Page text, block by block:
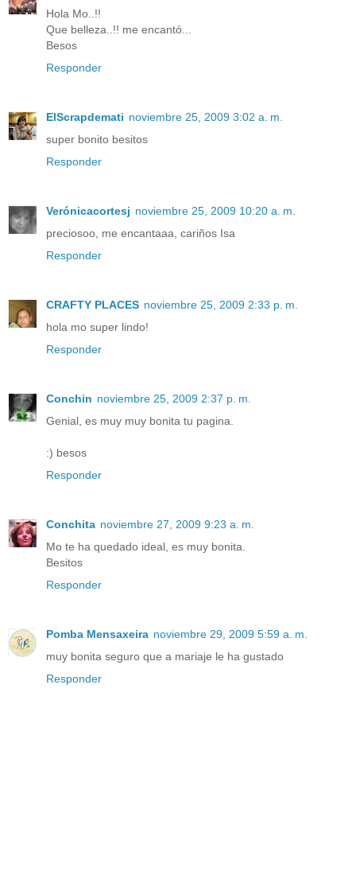
Hola Mo..!!
Que belleza..!! me encantó...
Besos
Responder
ElScrapdemati noviembre 25, 2009 3:02 a. m.
super bonito besitos
Responder
Verónicacortesj noviembre 25, 2009 10:20 a. m.
preciosoo, me encantaaa, cariños Isa
Responder
CRAFTY PLACES noviembre 25, 2009 2:33 p. m.
hola mo super lindo!
Responder
Conchin noviembre 25, 2009 2:37 p. m.
Genial, es muy muy bonita tu pagina.
:) besos
Responder
Conchita noviembre 27, 2009 9:23 a. m.
Mo te ha quedado ideal, es muy bonita.
Besitos
Responder
Pomba Mensaxeira noviembre 29, 2009 5:59 a. m.
muy bonita seguro que a mariaje le ha gustado
Responder